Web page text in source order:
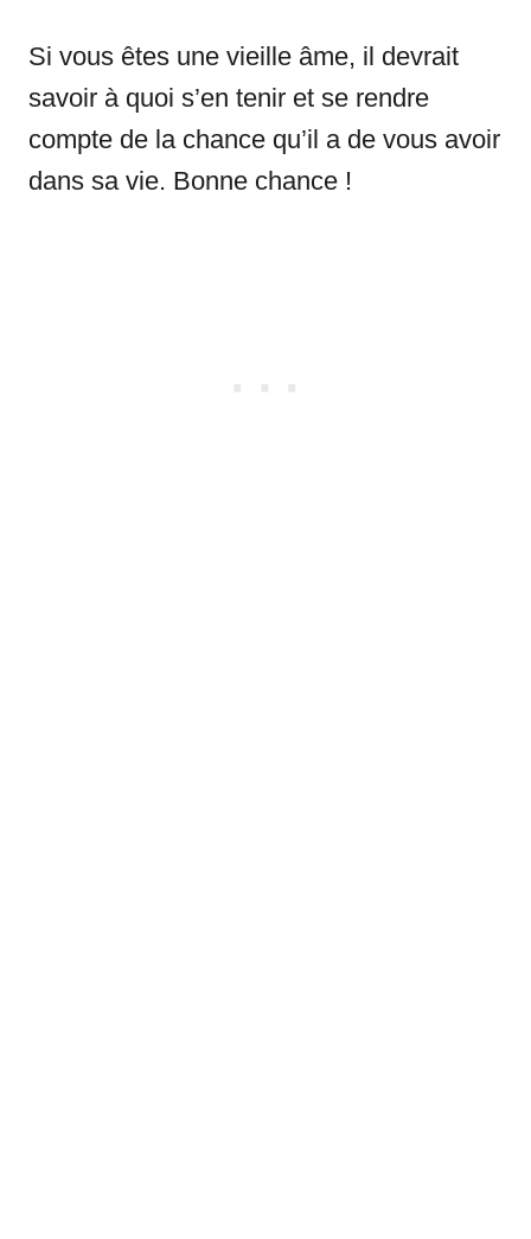
Si vous êtes une vieille âme, il devrait
savoir à quoi s’en tenir et se rendre
compte de la chance qu’il a de vous avoir
dans sa vie. Bonne chance !